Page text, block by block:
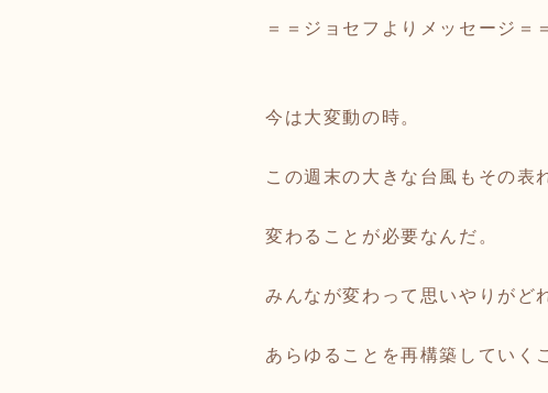
＝＝ジョセフよりメッセージ＝＝
今は大変動の時。
この週末の大きな台風もその表
変わることが必要なんだ。
みんなが変わって思いやりがど
あらゆることを再構築していく